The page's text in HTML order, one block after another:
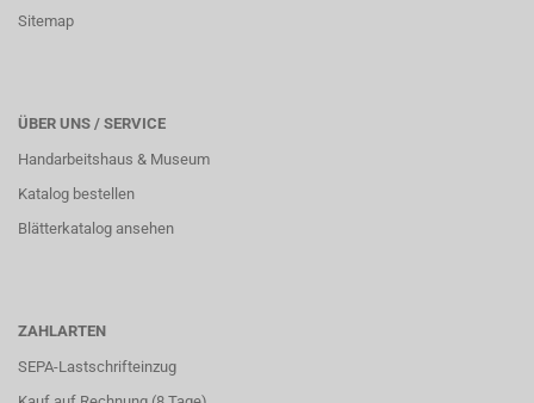
Sitemap
ÜBER UNS / SERVICE
Handarbeitshaus & Museum
Katalog bestellen
Blätterkatalog ansehen
ZAHLARTEN
SEPA-Lastschrifteinzug